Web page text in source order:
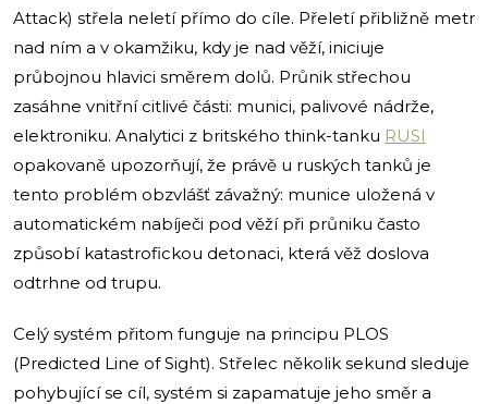
Attack) střela neletí přímo do cíle. Přeletí přibližně metr
nad ním a v okamžiku, kdy je nad věží, iniciuje
průbojnou hlavici směrem dolů. Průnik střechou
zasáhne vnitřní citlivé části: munici, palivové nádrže,
elektroniku. Analytici z britského think-tanku RUSI
opakovaně upozorňují, že právě u ruských tanků je
tento problém obzvlášť závažný: munice uložená v
automatickém nabíječi pod věží při průniku často
způsobí katastrofickou detonaci, která věž doslova
odtrhne od trupu.
Celý systém přitom funguje na principu PLOS
(Predicted Line of Sight). Střelec několik sekund sleduje
pohybující se cíl, systém si zapamatuje jeho směr a